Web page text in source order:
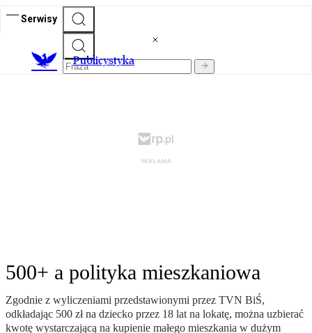
Serwisy
Publicystyka
500+ a polityka mieszkaniowa
Zgodnie z wyliczeniami przedstawionymi przez TVN BiŚ,
odkładając 500 zł na dziecko przez 18 lat na lokatę, można uzbierać
kwotę wystarczającą na kupienie małego mieszkania w dużym